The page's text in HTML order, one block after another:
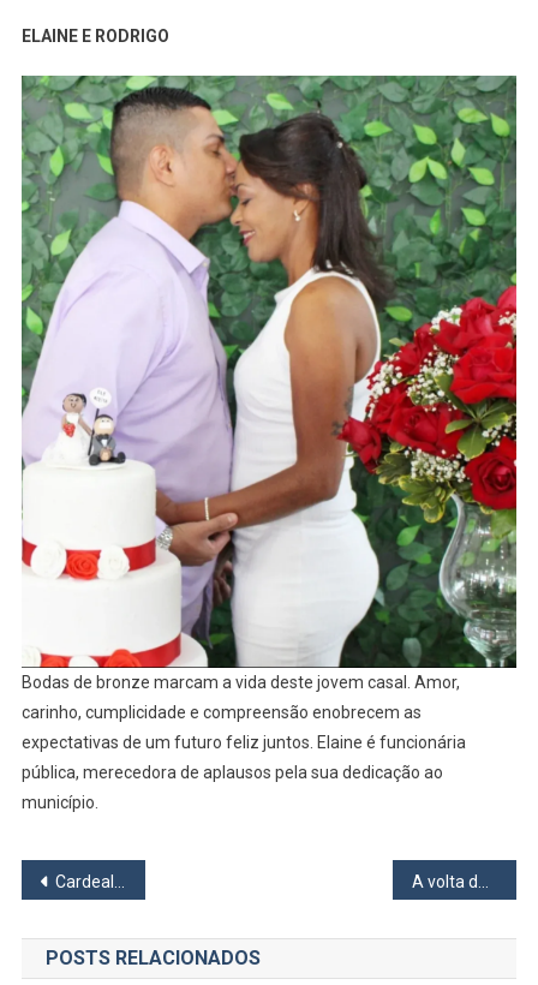
ELAINE E RODRIGO
Bodas de bronze marcam a vida deste jovem casal. Amor,
carinho, cumplicidade e compreensão enobrecem as
expectativas de um futuro feliz juntos. Elaine é funcionária
pública, merecedora de aplausos pela sua dedicação ao
município.
Navegação
de
Post
Cardeal americano Robert Prevost é eleito novo Papa e adota o nome Leão XIV
POSTS RELACIONADOS